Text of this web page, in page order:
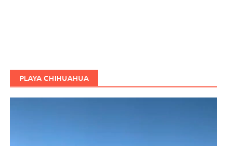
PLAYA CHIHUAHUA